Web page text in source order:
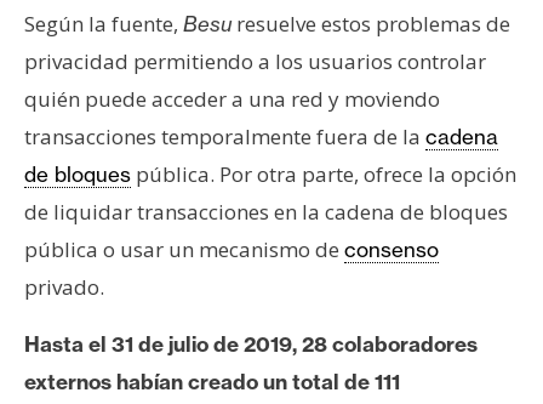
Según la fuente, Besuresuelve estos problemas de
privacidad permitiendo a los usuarios controlar
quién puede acceder a una red y moviendo
transacciones temporalmente fuera de la cadena
de bloques pública. Por otra parte, ofrece la opción
de liquidar transacciones en la cadena de bloques
pública o usar un mecanismo de consenso
privado.
Hasta el 31 de julio de 2019, 28 colaboradores
externos habían creado un total de 111